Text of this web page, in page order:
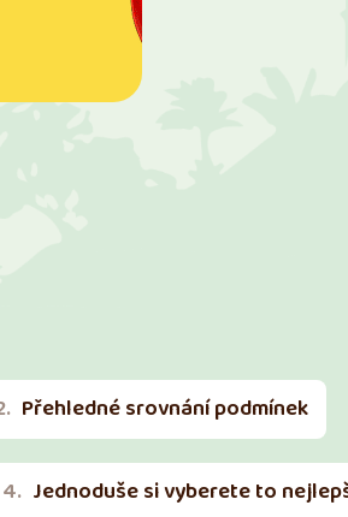
Přehledné srovnání podmínek
Jednoduše si vyberete to